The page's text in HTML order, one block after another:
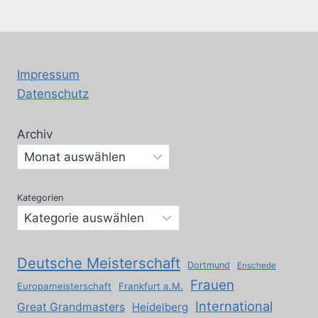
Impressum
Datenschutz
Archiv
Kategorien
Deutsche Meisterschaft Dortmund Enschede
Europameisterschaft Frankfurt a.M. Frauen
Great Grandmasters Heidelberg International